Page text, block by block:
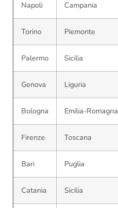
Napoli Campania
Torino Piemonte
Palermo Sicilia
Genova Liguria
Bologna Emilia-Romagna
Firenze Toscana
Bari Puglia
Catania Sicilia